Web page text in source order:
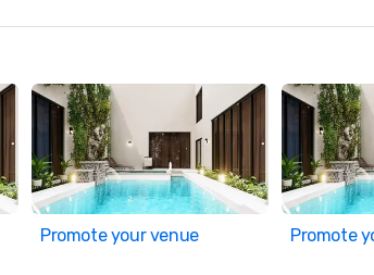
Promote your venue Promote